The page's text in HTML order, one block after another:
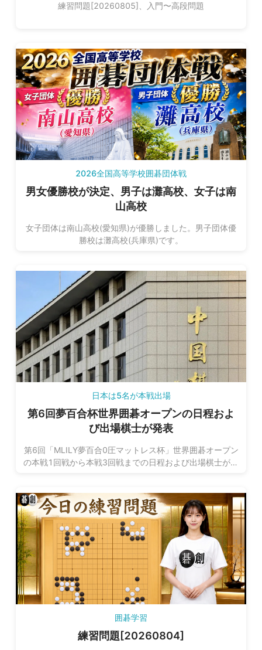
練習問題[20260805]、入門〜高段問題
2026全国高等学校囲碁団体戦
男女優勝校が決定、男子は灘高校、女子は南
山高校
女子団体は南山高校(愛知県)が優勝しました。男子団体優
勝校は灘高校(兵庫県)です。
日本は5名が本戦出場
第6回夢百合杯世界囲碁オープンの日程およ
び出場棋士が発表
第6回「MLILY夢百合0圧マットレス杯」世界囲碁オープン
の本戦1回戦から本戦3回戦までの日程および出場棋士が発
囲碁学習
練習問題[20260804]